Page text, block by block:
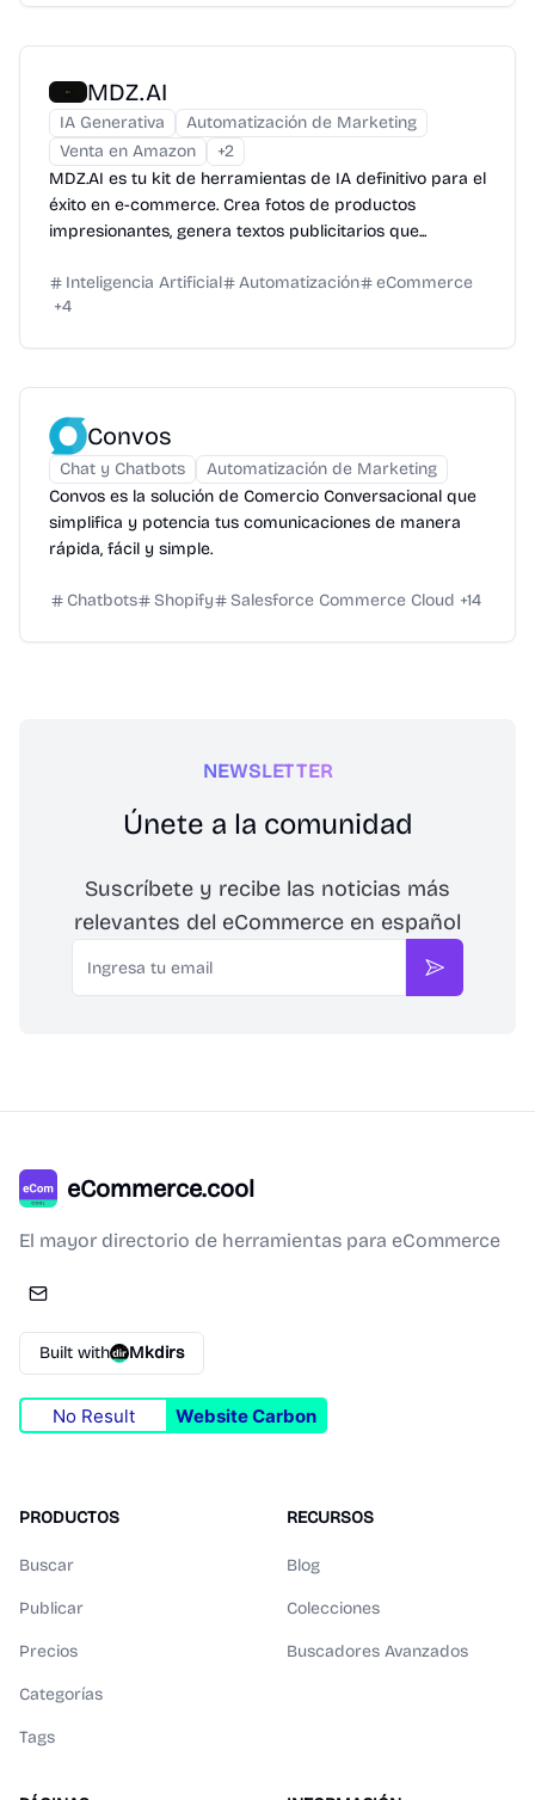
MDZ.AI
IA Generativa
Automatización de Marketing
Venta en Amazon
+2
MDZ.AI es tu kit de herramientas de IA definitivo para el
éxito en e-commerce. Crea fotos de productos
impresionantes, genera textos publicitarios que...
Inteligencia Artificial Automatización
eCommerce
+4
Convos
Chat y Chatbots
Automatización de Marketing
Convos es la solución de Comercio Conversacional que
simplifica y potencia tus comunicaciones de manera
rápida, fácil y simple.
Chatbots Shopify Salesforce Commerce Cloud +14
NEWSLETTER
Únete a la comunidad
Suscríbete y recibe las noticias más
relevantes del eCommerce en español
Email
Suscribirse
eCommerce.cool
El mayor directorio de herramientas para eCommerce
Built with Mkdirs
No Result Website Carbon
PRODUCTOS
Buscar
Publicar
Precios
Categorías
Tags
RECURSOS
Blog
Colecciones
Buscadores Avanzados